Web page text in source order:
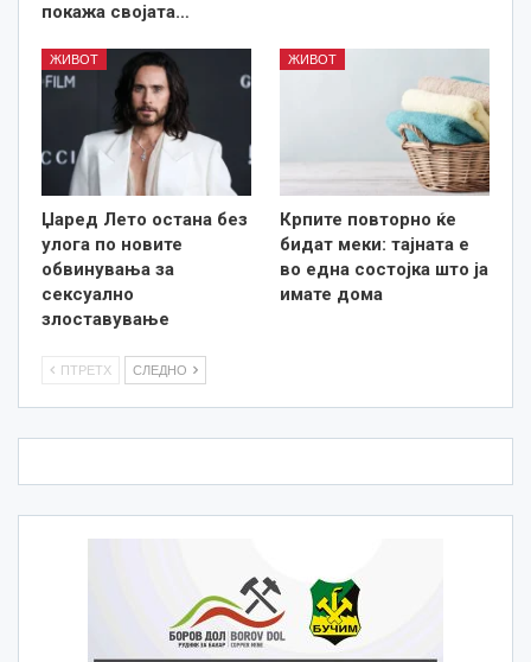
покажа својата…
ЖИВОТ
Џаред Лето остана без
улога по новите
обвинувања за
сексуално
злоставување
ЖИВОТ
Крпите повторно ќе
бидат меки: тајната е
во една состојка што ја
имате дома
ПТРЕТХ СЛЕДНО